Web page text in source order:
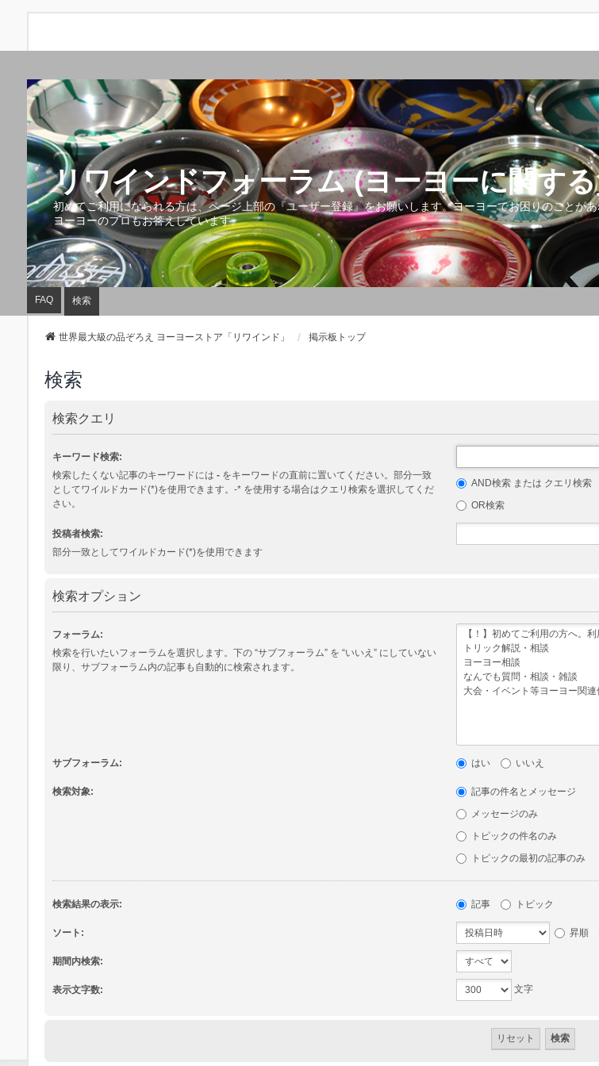
リワインドフォーラム (ヨーヨーに関す
初めてご利用になられる方は、ページ上部の『ユーザー登録』をお願いします。ヨーヨーでお困りのことが
ヨーヨーのプロもお答えしています。
FAQ 検索
世界最大級の品ぞろえ ヨーヨーストア「リワインド」 掲示板トップ
検索
検索クエリ
キーワード検索:
検索したくない記事のキーワードには -をキーワードの直前に置いてください。部分一致
としてワイルドカード(*)を使用できます。-* を使用する場合はクエリ検索を選択してくだ
さい。
AND検索 または クエリ検索
OR検索
投稿者検索:
部分一致としてワイルドカード(*)を使用できます
検索オプション
フォーラム:
検索を行いたいフォーラムを選択します。下の “サブフォーラム” を “いいえ” にしていない
限り、サブフォーラム内の記事も自動的に検索されます。
サブフォーラム: はい いいえ
検索対象:
記事の件名とメッセージ
メッセージのみ
トピックの件名のみ
トピックの最初の記事のみ
検索結果の表示: 記事 トピック
ソート: 昇順
期間内検索:
表示文字数: 文字